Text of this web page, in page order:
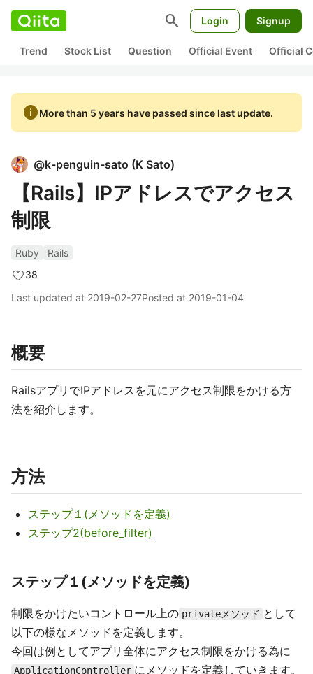
search Login Signup
Trend Stock List Question Official Event Official
infoMore than 5 years have passed since last update.
@k-penguin-sato (K Sato)
【Rails】IPアドレスでアクセス
制限
Ruby
Rails
38
Last updated at 2019-02-27Posted at 2019-01-04
概要
RailsアプリでIPアドレスを元にアクセス制限をかける方
法を紹介します。
方法
ステップ１(メソッドを定義)
ステップ2(before_filter)
ステップ１(メソッドを定義)
制限をかけたいコントロール上の privateメソッド として
以下の様なメソッドを定義します。
今回は例としてアプリ全体にアクセス制限をかける為に
ApplicationController にメソッドを定義していきます。